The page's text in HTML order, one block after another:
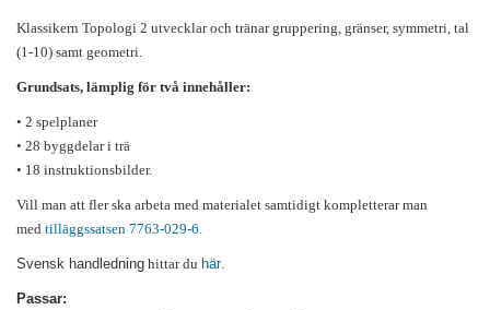
Klassikern Topologi 2 utvecklar och tränar gruppering, gränser, symmetri, tal
(1-10) samt geometri.
Grundsats, lämplig för två innehåller:
• 2 spelplaner
• 28 byggdelar i trä
• 18 instruktionsbilder.
Vill man att fler ska arbeta med materialet samtidigt kompletterar man
med tilläggssatsen 7763-029-6.
Svensk handledning hittar du här.
Passar: